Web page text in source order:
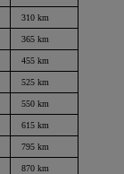
310 km
365 km
455 km
525 km
550 km
615 km
795 km
870 km